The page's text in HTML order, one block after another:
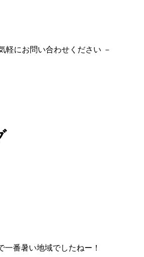
軽にお問い合わせください －
一番暑い地域でしたねー！